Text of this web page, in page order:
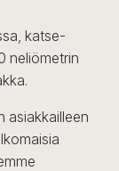
katse-
neliömetrin
asiakkailleen